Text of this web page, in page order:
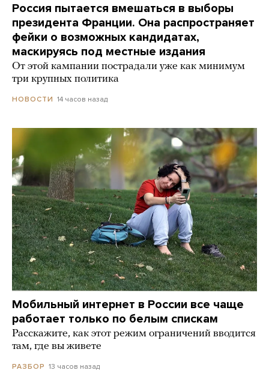
Россия пытается вмешаться в выборы
президента Франции. Она распространяет
фейки о возможных кандидатах,
маскируясь под местные издания
От этой кампании пострадали уже как минимум
три крупных политика
НОВОСТИ 14 часов назад
Мобильный интернет в России все чаще
работает только по белым спискам
Расскажите, как этот режим ограничений вводится
там, где вы живете
РАЗБОР 13 часов назад